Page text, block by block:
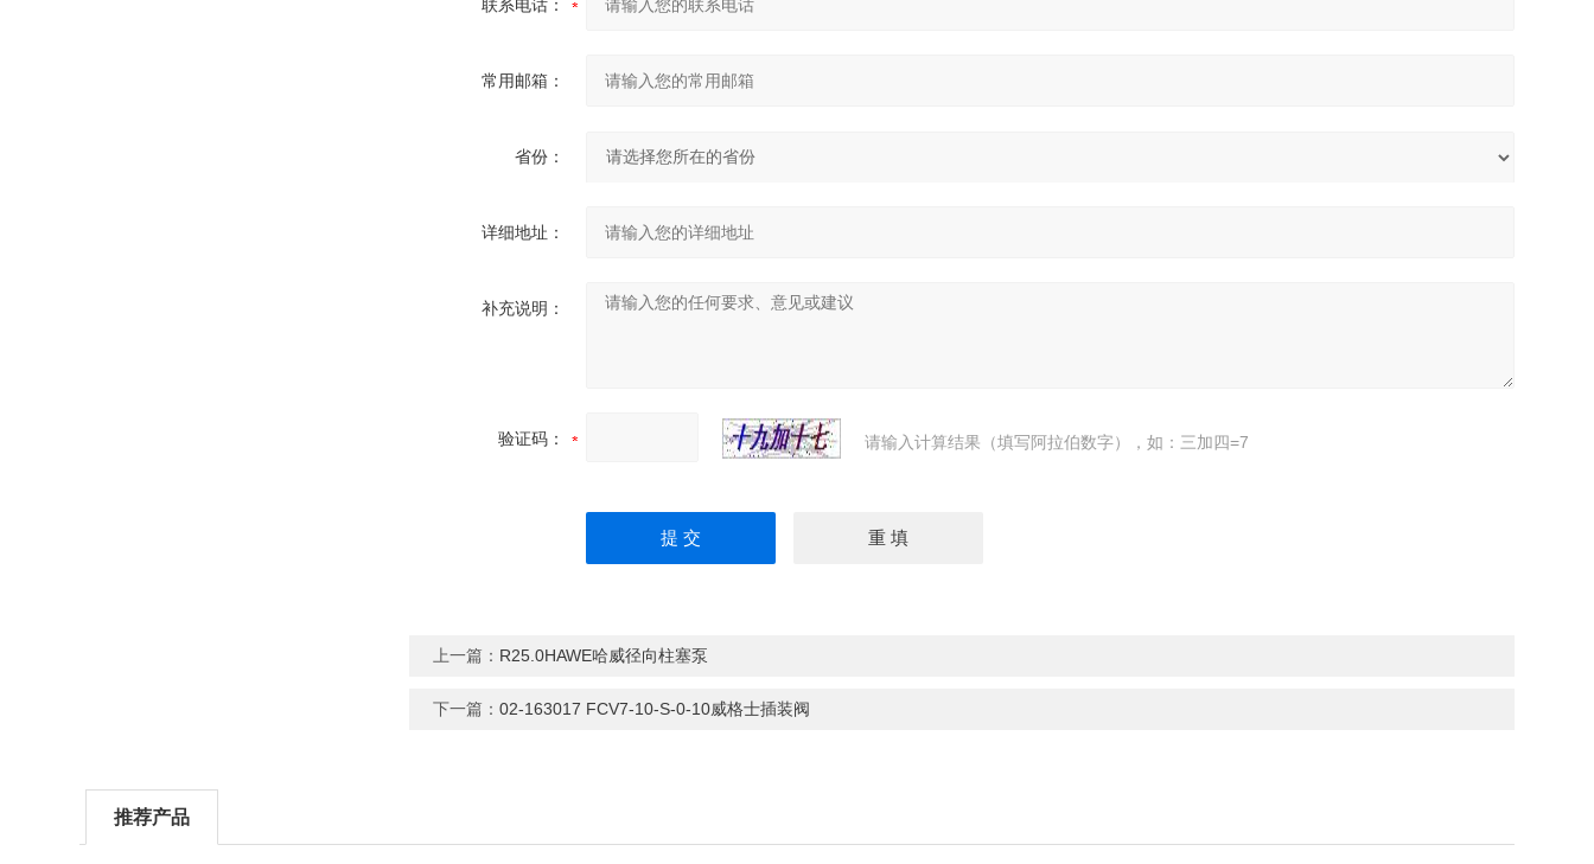
联系电话：
常用邮箱：
省份：
详细地址：
补充说明：
验证码： 请输入计算结果（填写阿拉伯数字），如：三加四=7
上一篇： R25.0HAWE哈威径向柱塞泵
下一篇：02-163017 FCV7-10-S-0-10威格士插装阀
推荐产品